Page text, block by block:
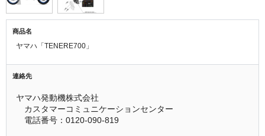
商品名
ヤマハ「TENERE700」
連絡先
ヤマハ発動機株式会社
カスタマーコミュニケーションセンター
電話番号：0120-090-819